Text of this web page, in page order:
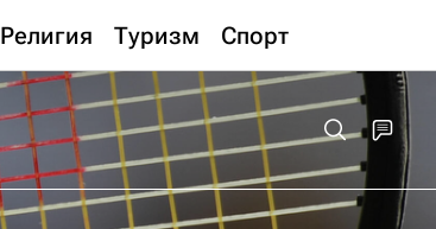
Религия Туризм Спорт